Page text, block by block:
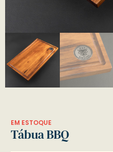
EM ESTOQUE
Tábua BBQ